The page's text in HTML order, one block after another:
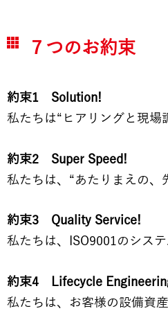
７つのお約束
約束1 Solution!
私たちは“ヒアリングと現場
約束2 Super Speed!
私たちは、“あたりまえの、
約束3 Quality Service!
私たちは、ISO9001のシス
約束4 Lifecycle
私たちは、お客様の設備資